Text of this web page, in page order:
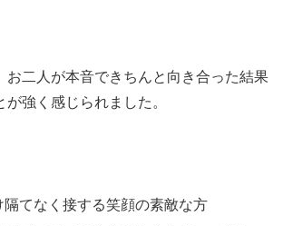
お二人が本音できちんと向き合った結果
強く感じられました。
隔てなく接する笑顔の素敵な方